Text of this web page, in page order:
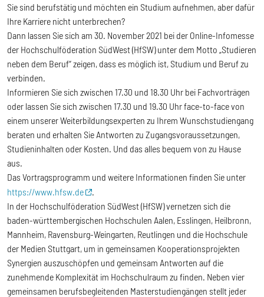
Sie sind berufstätig und möchten ein Studium aufnehmen, aber dafür
Ihre Karriere nicht unterbrechen?
Dann lassen Sie sich am 30. November 2021 bei der Online-Infomesse
der Hochschulföderation SüdWest (HfSW) unter dem Motto „Studieren
neben dem Beruf“ zeigen, dass es möglich ist, Studium und Beruf zu
verbinden.
Informieren Sie sich zwischen 17.30 und 18.30 Uhr bei Fachvorträgen
oder lassen Sie sich zwischen 17.30 und 19.30 Uhr face-to-face von
einem unserer Weiterbildungsexperten zu Ihrem Wunschstudiengang
beraten und erhalten Sie Antworten zu Zugangsvoraussetzungen,
Studieninhalten oder Kosten. Und das alles bequem von zu Hause
aus.
Das Vortragsprogramm und weitere Informationen finden Sie unter
https://www.hfsw.de
In der Hochschulföderation SüdWest (HfSW) vernetzen sich die
baden-württembergischen Hochschulen Aalen, Esslingen, Heilbronn,
Mannheim, Ravensburg-Weingarten, Reutlingen und die Hochschule
der Medien Stuttgart, um in gemeinsamen Kooperationsprojekten
Synergien auszuschöpfen und gemeinsam Antworten auf die
zunehmende Komplexität im Hochschulraum zu finden. Neben vier
gemeinsamen berufsbegleitenden Masterstudiengängen stellt jeder